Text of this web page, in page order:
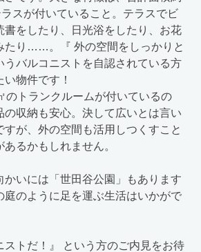
スが付いていること。テラスでビ
書をしたり、日光浴をしたり、お花
たり……。『 外の空間をしっかりと
うバルコニストを自認されている方
物件です！
のトランクルームが付いているの
の収納も安心。決して広いとは言い
が、外の空間も活用しつくすこと
るかもしれません。
かいには「世田谷公園」もあります
庭のように足を運ぶ生活はいかがで
ストだ！』 という方のご内見をお待